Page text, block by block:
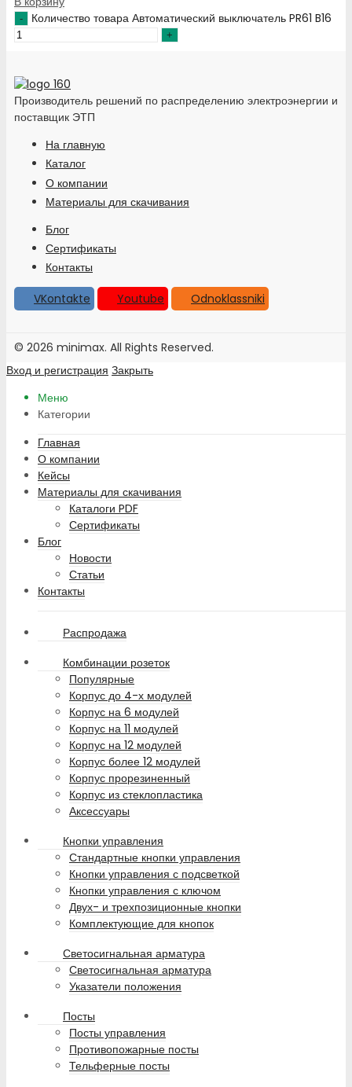
Количество товара Автоматический выключатель PR61 B16
Производитель решений по распределению электроэнергии и
поставщик ЭТП
На главную
Каталог
О компании
Материалы для скачивания
Блог
Сертификаты
Контакты
VKontakte
Youtube Odnoklassniki
© 2026 minimax. All Rights Reserved.
Вход и регистрация Закрыть
Меню
Категории
Главная
О компании
Кейсы
Материалы для скачивания
Каталоги PDF
Сертификаты
Блог
Новости
Статьи
Контакты
Распродажа
Комбинации розеток
Популярные
Корпус до 4-х модулей
Корпус на 6 модулей
Корпус на 11 модулей
Корпус на 12 модулей
Корпус более 12 модулей
Корпус прорезиненный
Корпус из стеклопластика
Аксессуары
Кнопки управления
Стандартные кнопки управления
Кнопки управления с подсветкой
Кнопки управления с ключом
Двух- и трехпозиционные кнопки
Комплектующие для кнопок
Светосигнальная арматура
Светосигнальная арматура
Указатели положения
Посты
Посты управления
Противопожарные посты
Тельферные посты